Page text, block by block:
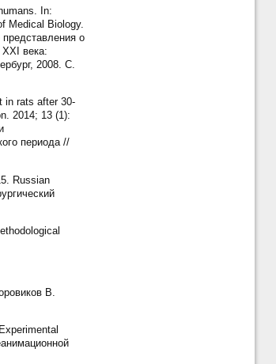
In:
Medical Biology.
о
века:
2008. С.
in rats after 30-
2014; 13 (1):
периода //
Russian
В.